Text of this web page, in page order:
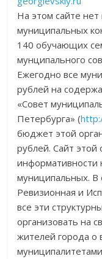
На этом сайте нет
муниципальных
140 обучающих
мунципального
Ежегодно все
рублей на
«Совет
Петербурга» (
бюджет этой
рублей. Сайт этой
информативности
муниципальных. В
Ревизионная и
все эти
организовать на
жителей города о